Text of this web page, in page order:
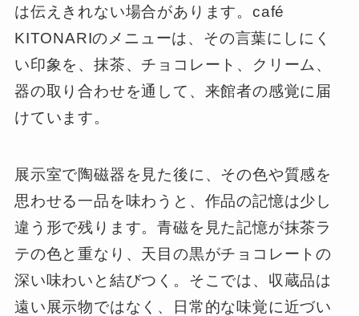
は伝えきれない場合があります。café
KITONARIのメニューは、その言葉にしにく
い印象を、抹茶、チョコレート、クリーム、
器の取り合わせを通して、来館者の感覚に届
けています。
展示室で陶磁器を見た後に、その色や質感を
思わせる一品を味わうと、作品の記憶は少し
違う形で残ります。青磁を見た記憶が抹茶ラ
テの色と重なり、天目の黒がチョコレートの
深い味わいと結びつく。そこでは、収蔵品は
遠い展示物ではなく、日常的な味覚に近づい